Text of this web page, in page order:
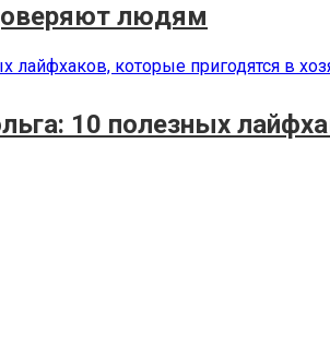
людям
10 полезных